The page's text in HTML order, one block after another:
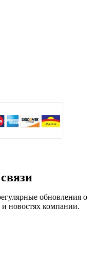
обновления о
новостях компании.